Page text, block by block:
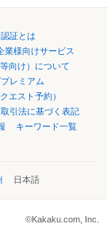
証とは
業様向けサービス
向け）について
レミアム
エスト予約）
引法に基づく表記
キーワード一覧
日本語
©Kakaku.com, Inc.